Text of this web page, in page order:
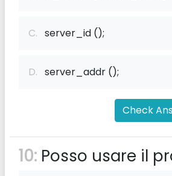
C. server_id ();
D. server_addr ();
Check
10: Posso usare il